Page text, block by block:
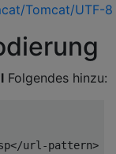
Tomcat/UTF-8
Folgendes hinzu:
</url-pattern>